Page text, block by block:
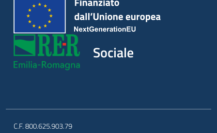
Servizi
Leggi Atti Bandi
Sociale
C.F. 800.625.903.79